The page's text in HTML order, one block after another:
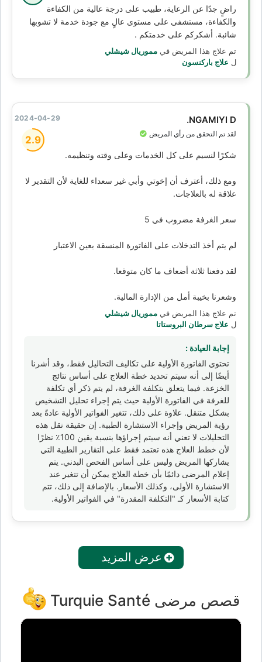
راضٍ جدًا عن الرعاية، طبيب على درجة عالية من الكفاءة
والكفاءة، مستشفى على مستوى عالٍ مع جودة خدمة لا تشوبها
شائبة. أشكركم على خدمتكم .
تم علاج هذا المريض في مموريال شيشلي
ل علاج باركنسون
2.9
NGAMIYI D.
لقد تم التحقق من رأي المريض
2024-04-29
شكرًا لنسيم على كل الخدمات وعلى وقته وتنظيمه.
ومع ذلك، أعترف أن إخوتي وأبي غير سعداء للغاية لأن التقدير لا
علاقة له بالعلاجات.
سعر الغرفة مضروب في 5
لم يتم أخذ التدخلات على الفاتورة المنسقة بعين الاعتبار
لقد دفعنا ثلاثة أضعاف ما كان متوقعا.
وشعرنا بخيبة أمل من الإدارة المالية.
تم علاج هذا المريض في مموريال شيشلي
ل علاج سرطان البروستاتا
إجابة العيادة :
تحتوي الفاتورة الأولية على تكاليف التحاليل فقط، وقد أشرنا
أيضًا إلى أنه سيتم تحديد خطة العلاج على أساس نتائج
الخزعة. فيما يتعلق بتكلفة الغرفة، لم يتم ذكر أي تكلفة
للغرفة في الفاتورة الأولية حيث يتم إجراء تحليل التشخيص
بشكل متنقل. علاوة على ذلك، تتغير الفواتير الأولية عادةً بعد
رؤية المريض وإجراء الاستشارة الطبية. إن حقيقة نقل هذه
التحليلات لا تعني أنه سيتم إجراؤها بنسبة يقين 100٪ نظرًا
لأن خطط العلاج هذه تعتمد فقط على التقارير الطبية التي
يشاركها المريض وليس على أساس الفحص البدني. يتم
إعلام المرضى دائمًا بأن خطة العلاج يمكن أن تتغير عند
الاستشارة الأولى، وكذلك الأسعار. بالإضافة إلى ذلك، تتم
كتابة الأسعار كـ "التكلفة المقدرة" في الفواتير الأولية.
عرض المزيد
قصص مرضى Turquie Santé